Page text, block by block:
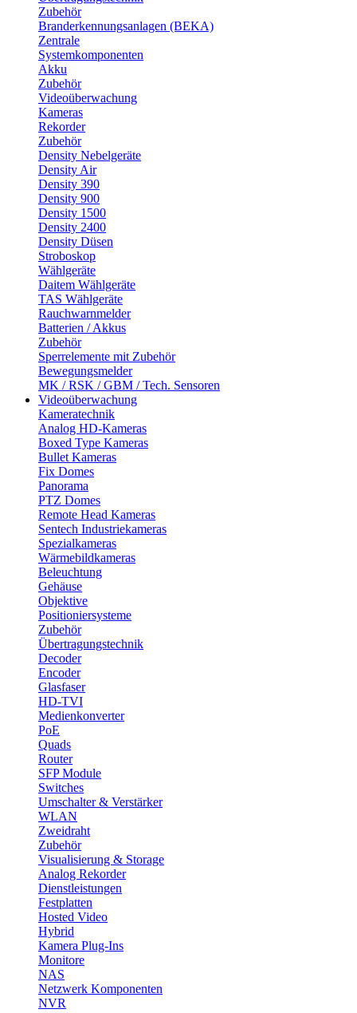
Zubehör
Branderkennungsanlagen (BEKA)
Zentrale
Systemkomponenten
Akku
Zubehör
Videoüberwachung
Kameras
Rekorder
Zubehör
Density Nebelgeräte
Density Air
Density 390
Density 900
Density 1500
Density 2400
Density Düsen
Stroboskop
Wählgeräte
Daitem Wählgeräte
TAS Wählgeräte
Rauchwarnmelder
Batterien / Akkus
Zubehör
Sperrelemente mit Zubehör
Bewegungsmelder
MK / RSK / GBM / Tech. Sensoren
Videoüberwachung
Kameratechnik
Analog HD-Kameras
Boxed Type Kameras
Bullet Kameras
Fix Domes
Panorama
PTZ Domes
Remote Head Kameras
Sentech Industriekameras
Spezialkameras
Wärmebildkameras
Beleuchtung
Gehäuse
Objektive
Positioniersysteme
Zubehör
Übertragungstechnik
Decoder
Encoder
Glasfaser
HD-TVI
Medienkonverter
PoE
Quads
Router
SFP Module
Switches
Umschalter & Verstärker
WLAN
Zweidraht
Zubehör
Visualisierung & Storage
Analog Rekorder
Dienstleistungen
Festplatten
Hosted Video
Hybrid
Kamera Plug-Ins
Monitore
NAS
Netzwerk Komponenten
NVR